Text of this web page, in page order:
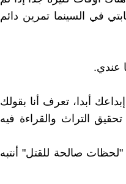
في السينما تمرين دائم
عندي.
أبدا، تعرف أنا بقولك
التراث والقراءة فيه
صالحة للقتل" أنتبه